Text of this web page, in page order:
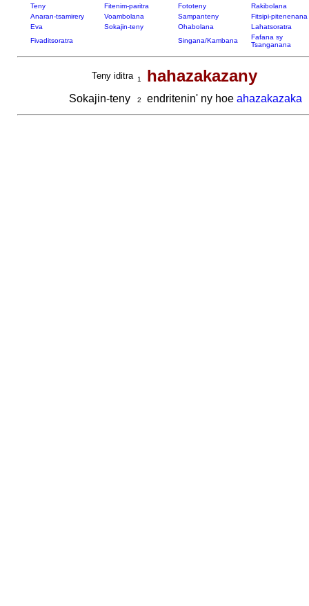
Teny Fitenim-paritra Fototeny
Rakibolana
Anaran-tsamirery
Voambolana Sampanteny
Fitsipi-pitenenana
Eva
Sokajin-teny Ohabolana
Lahatsoratra
Fivaditsoratra
Singana/Kambana
Fafana sy
Tsanganana
Teny iditra 1 hahazakazany
Sokajin-teny 2 endritenin' ny hoe ahazakazaka